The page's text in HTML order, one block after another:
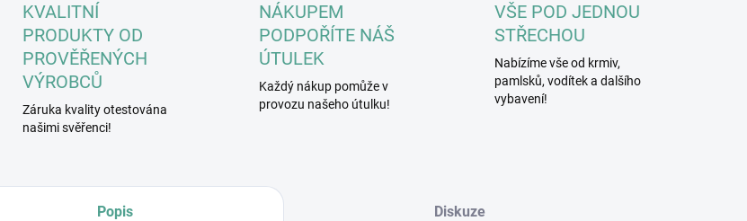
KVALITNÍ
PRODUKTY OD
PROVĚŘENÝCH
VÝROBCŮ
Záruka kvality otestována
našimi svěřenci!
NÁKUPEM
PODPOŘÍTE NÁŠ
ÚTULEK
Každý nákup pomůže v
provozu našeho útulku!
VŠE POD JEDNOU
STŘECHOU
Nabízíme vše od krmiv,
pamlsků, vodítek a dalšího
vybavení!
Popis Diskuze